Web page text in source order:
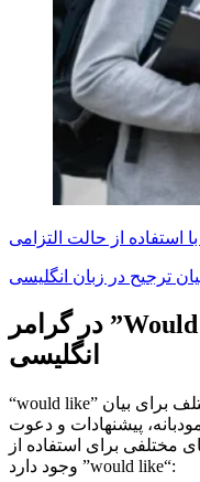
استفاده از حالت التزامی
ترجیح در زبان انگلیسی
” در گرامر
انگلیسی
“would like” عبارتی است که در زمینه های مختلف برای بیان
پیشنهادات و دعوت
مختلفی برای استفاده از
“
would like ” وجود دارد: